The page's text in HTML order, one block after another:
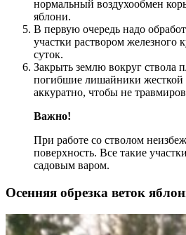
нормальный воздухообмен
яблони.
В первую очередь надо
участки раствором железного
суток.
Закрыть землю вокруг ствола
погибшие лишайники жесткой
аккуратно, чтобы не
Важно!
При работе со стволом
поверхность. Все такие
садовым варом.
Осенняя обрезка веток